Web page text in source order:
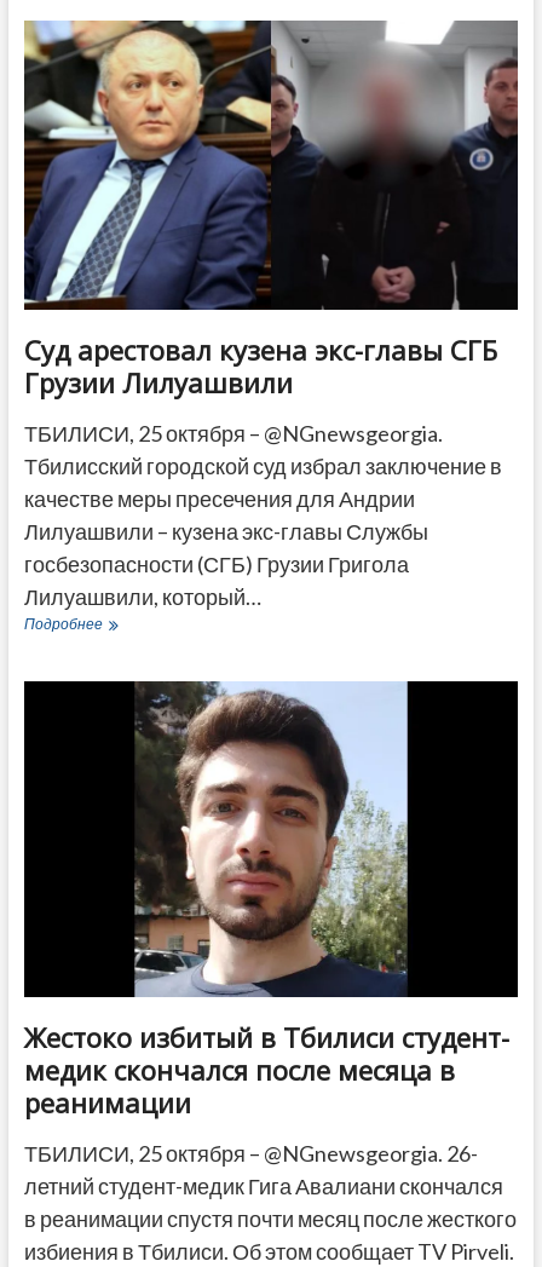
выборов
на
акции
в
Тбилиси
потребуют
отставки
правительства
Суд арестовал кузена экс-главы СГБ
Грузии Лилуашвили
ТБИЛИСИ, 25 октября – @NGnewsgeorgia.
Тбилисский городской суд избрал заключение в
качестве меры пресечения для Андрии
Лилуашвили – кузена экс-главы Службы
госбезопасности (СГБ) Грузии Григола
Лилуашвили, который…
ПодробнееСуд
Грузии
Лилуашвили
Жестоко избитый в Тбилиси студент-
медик скончался после месяца в
реанимации
ТБИЛИСИ, 25 октября – @NGnewsgeorgia. 26-
летний студент-медик Гига Авалиани скончался
в реанимации спустя почти месяц после жесткого
избиения в Тбилиси. Об этом сообщает TV Pirveli.